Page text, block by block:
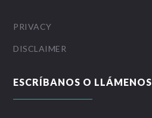
PRIVACY
DISCLAIMER
ESCRÍBANOS O LLÁMENOS